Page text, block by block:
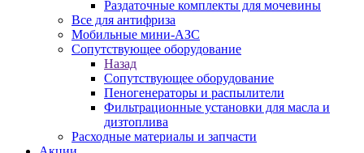
Раздаточные комплекты для мочевины
Все для антифриза
Мобильные мини-АЗС
Сопутствующее оборудование
Назад
Сопутствующее оборудование
Пеногенераторы и распылители
Фильтрационные установки для масла и
дизтоплива
Расходные материалы и запчасти